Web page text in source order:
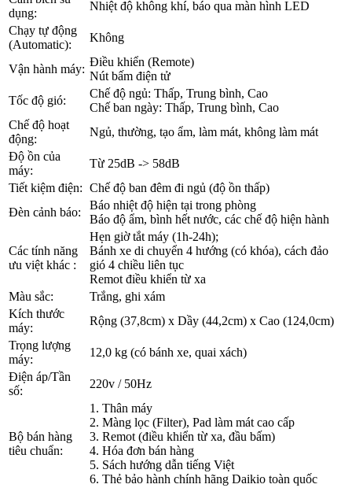
dụng:
Nhiệt độ không khí, báo qua màn hình LED
Chạy tự động
(Automatic):
Không
Vận hành máy:
Điều khiển (Remote)
Nút bấm điện tử
Tốc độ gió:
Chế độ ngủ: Thấp, Trung bình, Cao
Chế ban ngày: Thấp, Trung bình, Cao
Chế độ hoạt
động:
Ngủ, thường, tạo ẩm, làm mát, không làm mát
Độ ồn của
máy:
Từ 25dB -> 58dB
Tiết kiệm điện: Chế độ ban đêm đi ngủ (độ ồn thấp)
Đèn cảnh báo:
Báo nhiệt độ hiện tại trong phòng
Báo độ ẩm, bình hết nước, các chế độ hiện hành
Các tính năng
ưu việt khác :
Hẹn giờ tắt máy (1h-24h);
Bánh xe di chuyển 4 hướng (có khóa), cách đảo
gió 4 chiều liên tục
Remot điều khiển từ xa
Màu sắc:
Trắng, ghi xám
Kích thước
máy:
Rộng (37,8cm) x Dầy (44,2cm) x Cao (124,0cm)
Trọng lượng
máy:
12,0 kg (có bánh xe, quai xách)
Điện áp/Tần
số:
220v / 50Hz
Bộ bán hàng
tiêu chuẩn:
1. Thân máy
2. Màng lọc (Filter), Pad làm mát cao cấp
3. Remot (điều khiển từ xa, đầu bấm)
4. Hóa đơn bán hàng
5. Sách hướng dẫn tiếng Việt
6. Thẻ bảo hành chính hãng Daikio toàn quốc